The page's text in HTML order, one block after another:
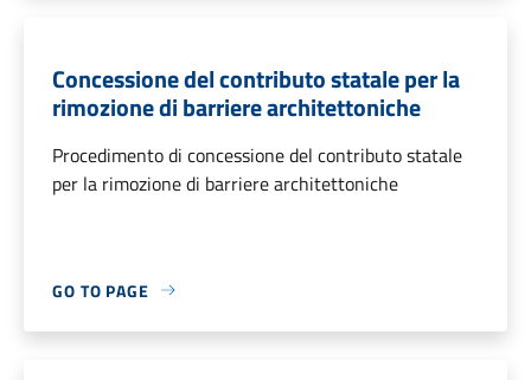
Concessione del contributo statale per la
rimozione di barriere architettoniche
Procedimento di concessione del contributo statale
per la rimozione di barriere architettoniche
GO TO PAGE